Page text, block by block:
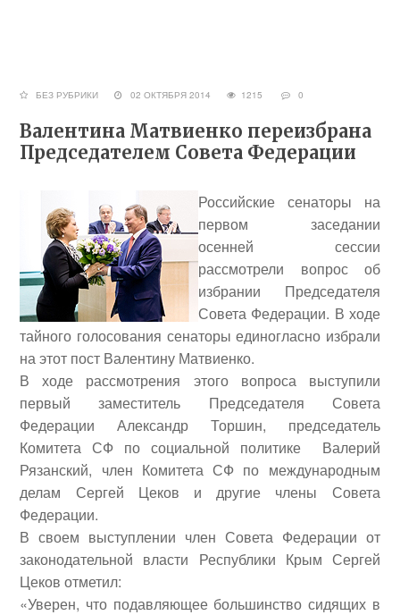
БЕЗ РУБРИКИ 02 ОКТЯБРЯ 2014 1215 0
Валентина Матвиенко переизбрана
Председателем Совета Федерации
Российские сенаторы на
первом заседании
осенней сессии
рассмотрели вопрос об
избрании Председателя
Совета Федерации. В ходе
тайного голосования сенаторы единогласно избрали
на этот пост Валентину Матвиенко.
В ходе рассмотрения этого вопроса выступили
первый заместитель Председателя Совета
ФедерацииАлександр Торшин, председатель
Комитета СФ по социальной политике Валерий
Рязанский, член Комитета СФ по международным
делам Сергей Цеков и другие члены Совета
Федерации.
В своем выступлении член Совета Федерации от
законодательной власти Республики Крым Сергей
Цеков отметил:
«Уверен, что подавляющее большинство сидящих в